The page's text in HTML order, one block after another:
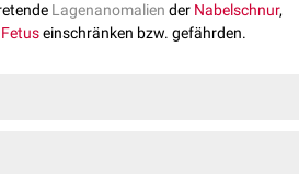
Lagenanomalien der Nabelschnur,
Fetuseinschränken bzw. gefährden.